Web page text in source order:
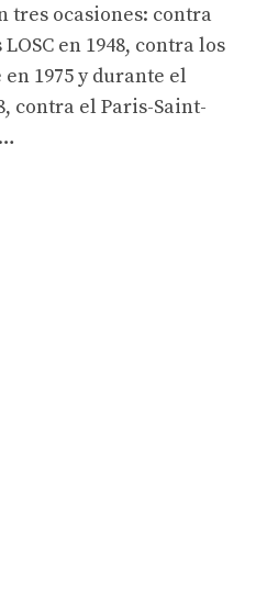
tres ocasiones: contra
en 1948, contra los
1975 y durante el
contra el Paris-Saint-